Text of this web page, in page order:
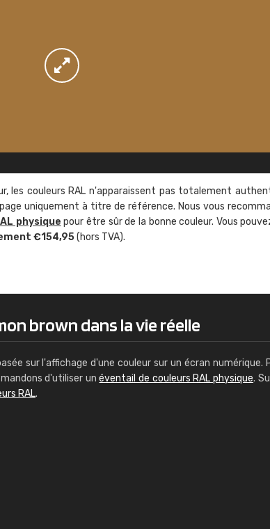
les couleurs RAL n'apparaissent pas totalement
uniquement à titre de référence. Nous vous
physique pour être sûr de la bonne couleur. Vous
€154,95(hors TVA).
brown dans la vie réelle
sur l'affichage d'une couleur sur un écran numérique.
d'utiliser unéventail de couleurs RAL physique.
RAL.
Guillaume Euvrard